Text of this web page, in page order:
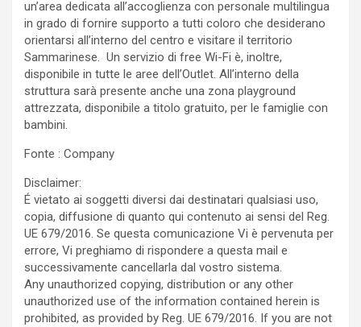
un’area dedicata all’accoglienza con personale multilingua
in grado di fornire supporto a tutti coloro che desiderano
orientarsi all’interno del centro e visitare il territorio
Sammarinese. Un servizio di free Wi-Fi è, inoltre,
disponibile in tutte le aree dell’Outlet. All’interno della
struttura sarà presente anche una zona playground
attrezzata, disponibile a titolo gratuito, per le famiglie con
bambini.
Fonte : Company
Disclaimer:
É vietato ai soggetti diversi dai destinatari qualsiasi uso,
copia, diffusione di quanto qui contenuto ai sensi del Reg.
UE 679/2016. Se questa comunicazione Vi è pervenuta per
errore, Vi preghiamo di rispondere a questa mail e
successivamente cancellarla dal vostro sistema.
Any unauthorized copying, distribution or any other
unauthorized use of the information contained herein is
prohibited, as provided by Reg. UE 679/2016. If you are not